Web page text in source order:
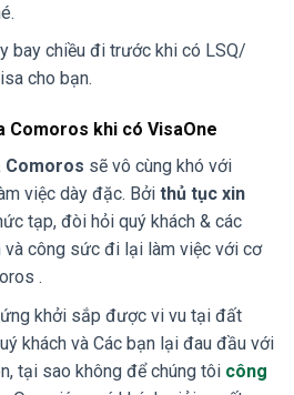
bay chiều đi trước khi có LSQ/
cho bạn.
Comoros khi có VisaOne
Comoros sẽ vô cùng khó với
việc dày đặc. Bởi thủ tục xin
tạp, đòi hỏi quý khách & các
công sức đi lại làm việc với cơ
.
khởi sắp được vi vu tại đất
khách và Các bạn lại đau đầu với
tại sao không để chúng tôi công